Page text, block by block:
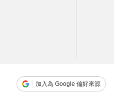
加入為 Google 偏好來源